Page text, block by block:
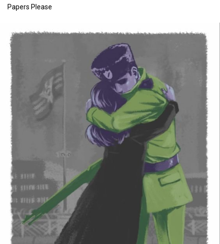
Papers Please